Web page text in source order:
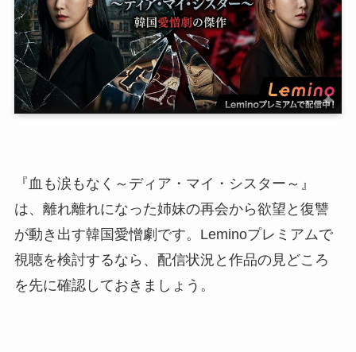
『血も涙もなく～ディア・マイ・シスター～』
は、離れ離れになった姉妹の再会から欲望と復讐
が動き出す韓国愛憎劇です。Leminoプレミアムで
視聴を検討するなら、配信状況と作品の見どころ
を先に確認しておきましょう。